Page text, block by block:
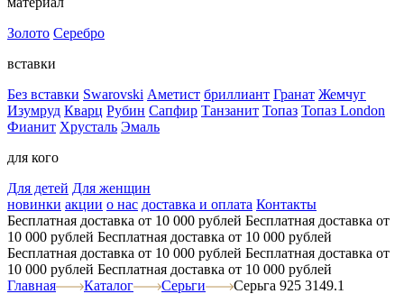
Золото Серебро
вставки
Без вставки Swarovski Аметист бриллиант Гранат Жемчуг
Изумруд Кварц Рубин Сапфир Танзанит Топаз Топаз London
Фианит Хрусталь Эмаль
для кого
Для детей Для женщин
новинки акции о нас доставка и оплата Контакты
Бесплатная доставка от 10 000 рублей Бесплатная доставка от
10 000 рублей Бесплатная доставка от 10 000 рублей
Бесплатная доставка от 10 000 рублей Бесплатная доставка от
10 000 рублей Бесплатная доставка от 10 000 рублей
Главная
Каталог Серьги Серьга 925 3149.1